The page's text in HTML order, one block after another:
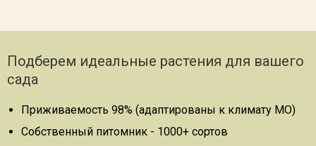
Подберем идеальные растения для вашего
сада
Приживаемость 98% (адаптированы к климату МО)
Собственный питомник - 1000+ сортов